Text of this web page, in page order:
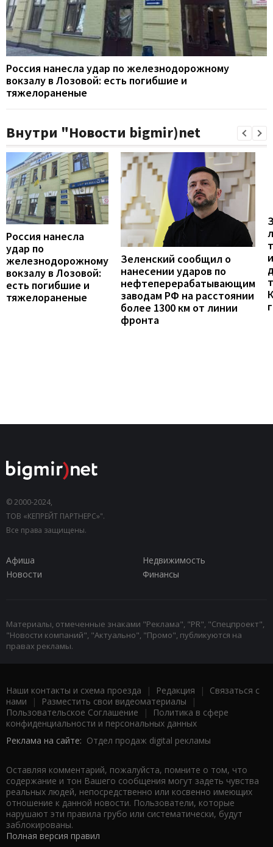
Россия нанесла удар по железнодорожному
вокзалу в Лозовой: есть погибшие и
тяжелораненые
Внутри "Новости bigmir)net
Россия нанесла
удар по
железнодорожному
вокзалу в Лозовой:
есть погибшие и
тяжелораненые
Зеленский сообщил о
нанесении ударов по
нефтеперерабатывающим
заводам РФ на расстоянии
более 1300 км от линии
фронта
© 2000-2024,
ТОВ «КЕПРЕЙТ ПАРТНЕРС»".
Все права защищены.
Афиша
Недвижимость
Новости
Финансы
Материалы, отмеченные знаками "Реклама", "PR", "Спецпроект",
"Новости компаний", "Актуально", "Промо", публикуются на
правах рекламы.
Наши контакты и схема проезда | Редакция | Связаться с
нами | Разместить свои видеоматериалы |
Пользовательское Соглашение |
Политика в сфере
конфиденциальности и персональных данных
Реклама на сайте: Отдел продаж digital рекламы
Оставляя комментарий, пожалуйста, помните о том, что
содержание и тон Вашего сообщения могут задеть чувства
реальных людей, непосредственно или косвенно имеющих
отношение к данной новости. Пользователи, которые
нарушают эти правила грубо или систематически, будут
заблокированы.
Полная версия правил